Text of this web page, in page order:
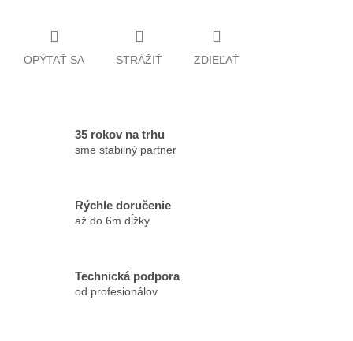
OPÝTAŤ SA STRÁŽIŤ ZDIEĽAŤ
35 rokov na trhu
sme stabilný partner
Rýchle doručenie
až do 6m dĺžky
Technická podpora
od profesionálov